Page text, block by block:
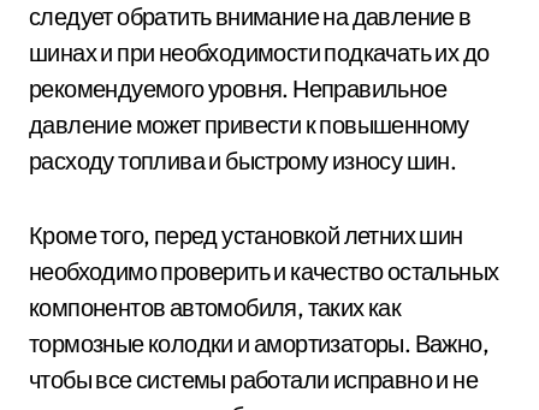
следует обратить внимание на давление в
шинах и при необходимости подкачать их до
рекомендуемого уровня. Неправильное
давление может привести к повышенному
расходу топлива и быстрому износу шин.
Кроме того, перед установкой летних шин
необходимо проверить и качество остальных
компонентов автомобиля, таких как
тормозные колодки и амортизаторы. Важно,
чтобы все системы работали исправно и не